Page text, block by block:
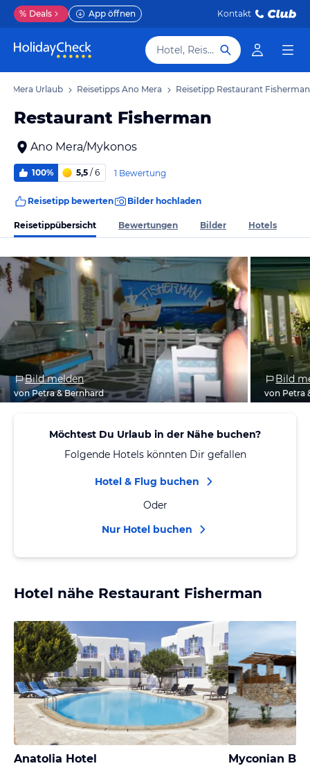
% Deals App öffnen Kontakt
Hotel, Reiseziel
Mera Urlaub Reisetipps Ano Mera Reisetipp Restaurant Fisherman
Restaurant Fisherman
Ano Mera/Mykonos
100% 5,5 / 6 1 Bewertung
Reisetipp bewerten Bilder hochladen
Reisetippübersicht Bewertungen Bilder Hotels
Bild melden
von Petra & Bernhard
Bild
von Petra
Möchtest Du Urlaub in der Nähe buchen?
Folgende Hotels könnten Dir gefallen
Hotel & Flug buchen
Oder
Nur Hotel buchen
Hotel nähe Restaurant Fisherman
Anatolia Hotel Myconian